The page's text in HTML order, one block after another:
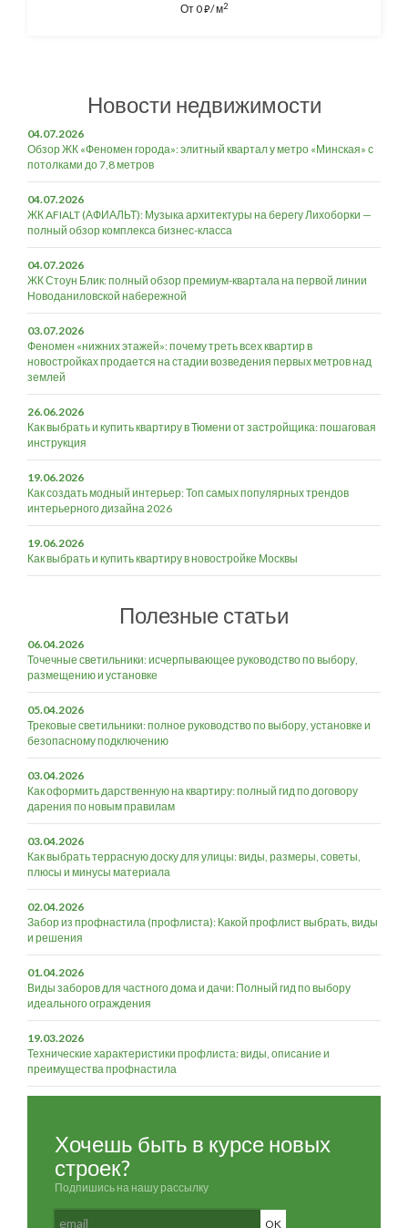
От0⃏/ м2
Новости недвижимости
04.07.2026
Обзор ЖК «Феномен города»: элитный квартал у метро «Минская» с
потолками до 7,8 метров
04.07.2026
ЖК AFIALT (АФИАЛЬТ): Музыка архитектуры на берегу Лихоборки —
полный обзор комплекса бизнес-класса
04.07.2026
ЖК Стоун Блик: полный обзор премиум-квартала на первой линии
Новоданиловской набережной
03.07.2026
Феномен «нижних этажей»: почему треть всех квартир в
новостройках продается на стадии возведения первых метров над
землей
26.06.2026
Как выбрать и купить квартиру в Тюмени от застройщика: пошаговая
инструкция
19.06.2026
Как создать модный интерьер: Топ самых популярных трендов
интерьерного дизайна 2026
19.06.2026
Как выбрать и купить квартиру в новостройке Москвы
Полезные статьи
06.04.2026
Точечные светильники: исчерпывающее руководство по выбору,
размещению и установке
05.04.2026
Трековые светильники: полное руководство по выбору, установке и
безопасному подключению
03.04.2026
Как оформить дарственную на квартиру: полный гид по договору
дарения по новым правилам
03.04.2026
Как выбрать террасную доску для улицы: виды, размеры, советы,
плюсы и минусы материала
02.04.2026
Забор из профнастила (профлиста): Какой профлист выбрать, виды
и решения
01.04.2026
Виды заборов для частного дома и дачи: Полный гид по выбору
идеального ограждения
19.03.2026
Технические характеристики профлиста: виды, описание и
преимущества профнастила
Хочешь быть в курсе новых
строек?
Подпишись на нашу рассылку